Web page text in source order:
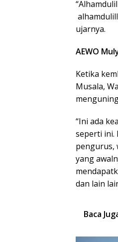
ujarnya.
AEWO
Ketika
Musala,
“Ini ada
seperti ini.
pengurus,
yang
dan lain
Baca